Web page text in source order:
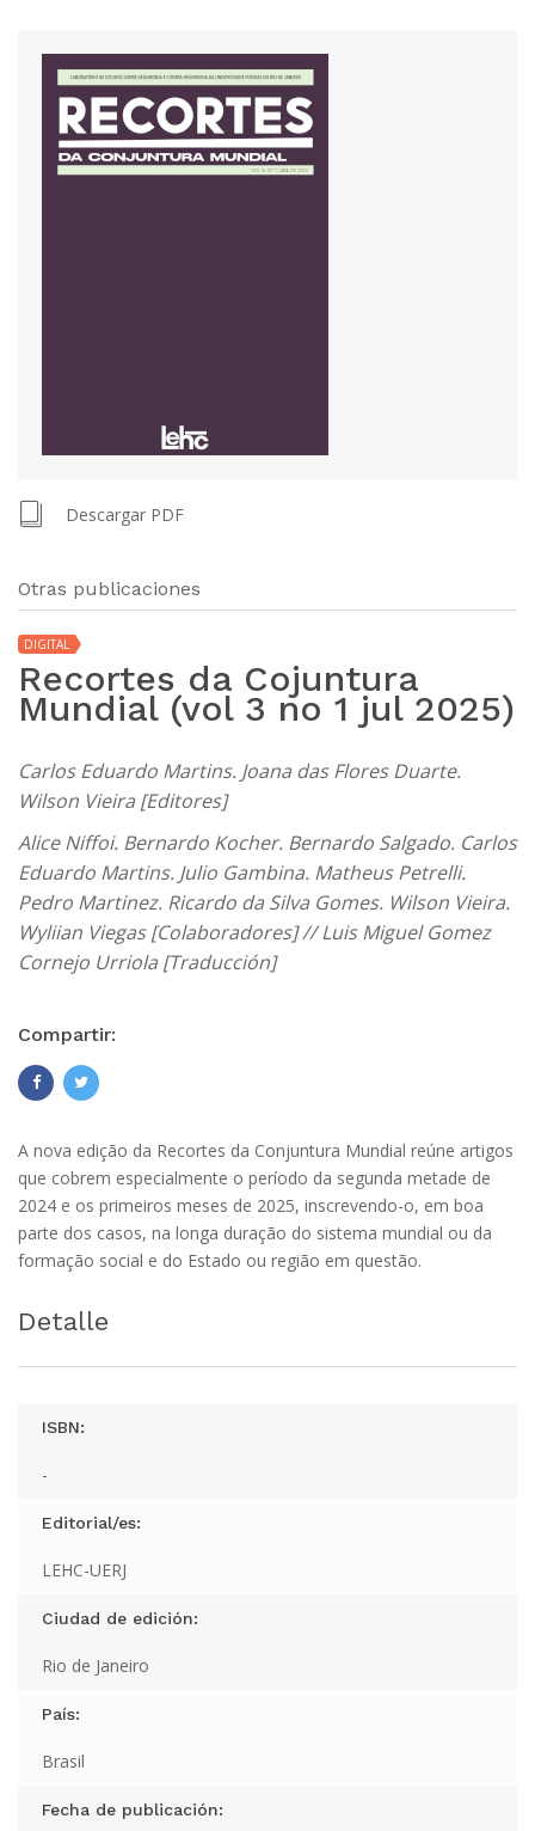
Descargar PDF
Otras publicaciones
DIGITAL
Recortes da Cojuntura
Mundial (vol 3 no 1 jul 2025)
Carlos Eduardo Martins. Joana das Flores Duarte.
Wilson Vieira [Editores]
Alice Niffoi. Bernardo Kocher. Bernardo Salgado. Carlos
Eduardo Martins. Julio Gambina. Matheus Petrelli.
Pedro Martinez. Ricardo da Silva Gomes. Wilson Vieira.
Wyliian Viegas [Colaboradores] // Luis Miguel Gomez
Cornejo Urriola [Traducción]
Compartir:
A nova edição da Recortes da Conjuntura Mundial reúne artigos
que cobrem especialmente o período da segunda metade de
2024 e os primeiros meses de 2025, inscrevendo-o, em boa
parte dos casos, na longa duração do sistema mundial ou da
formação social e do Estado ou região em questão.
Detalle
ISBN:
-
Editorial/es:
LEHC-UERJ
Ciudad de edición:
Rio de Janeiro
País:
Brasil
Fecha de publicación: